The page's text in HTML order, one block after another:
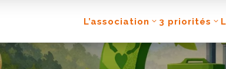
L’association 3 priorités